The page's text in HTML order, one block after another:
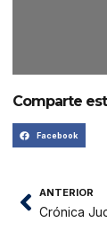
Comparte
Facebook
ANTERIOR